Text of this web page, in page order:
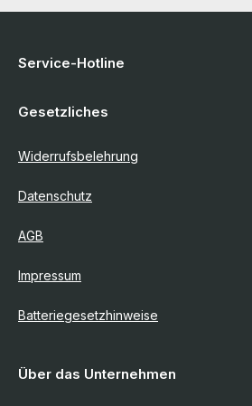
Service-Hotline
Gesetzliches
Widerrufsbelehrung
Datenschutz
AGB
Impressum
Batteriegesetzhinweise
Über das Unternehmen